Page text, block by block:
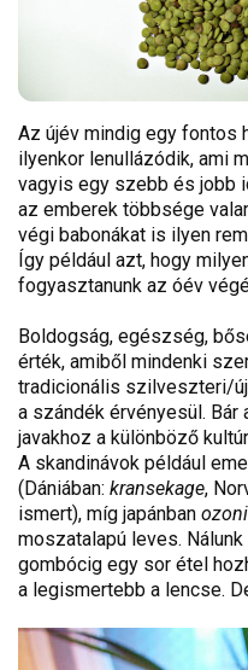
Az újév mindig egy fontos
ilyenkor lenullázódik, ami
vagyis egy szebb és jobb
az emberek többsége
végi babonákat is ilyen
Így például azt, hogy
fogyasztanunk az óév
Boldogság, egészség,
érték, amiből mindenki
tradicionális szilveszteri/
a szándék érvényesül. Bár
javakhoz a különböző
A skandinávok például
(Dániában: kransekage,
ismert), míg japánban ozoni
moszatalapú leves.
gombócig egy sor étel
a legismertebb a lencse.